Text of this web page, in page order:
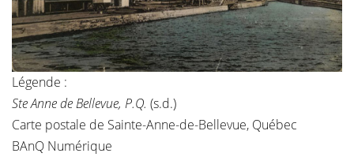
Légende :
Ste Anne de Bellevue, P.Q. (s.d.)
Carte postale de Sainte-Anne-de-Bellevue, Québec
BAnQ Numérique